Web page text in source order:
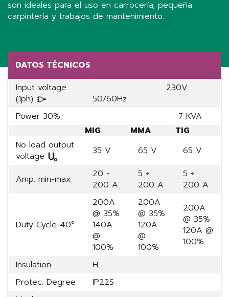
son ideales para el uso en carrocería, pequeña
carpintería y trabajos de mantenimiento.
DATOS TÉCNICOS
Input voltage
(1ph)
230V
50/60Hz
Power 30%
7 KVA
MIG
MMA
TIG
No load output
voltage
35 V 65 V 65 V
Amp. min-max
20 ÷
200 A
5 ÷
200 A
5 ÷
200 A
Duty Cycle 40°
200A
@ 35%
140A
@
100%
200A
@ 35%
120A
@
100%
200A
@ 35%
120A @
100%
Insulation
H
Protec. Degree
IP22S